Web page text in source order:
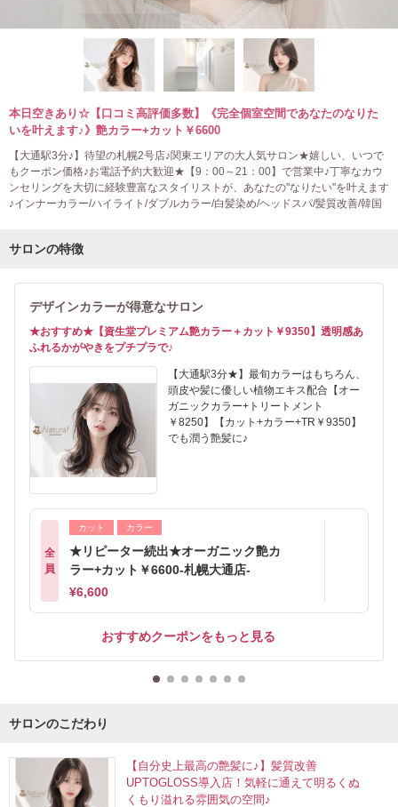
本日空きあり☆【口コミ高評価多数】《完全個室空間であなたのなりた
いを叶えます♪》艶カラー+カット￥6600
【大通駅3分♪】待望の札幌2号店♪関東エリアの大人気サロン★嬉しい、いつで
もクーポン価格♪お電話予約大歓迎★【9：00～21：00】で営業中♪丁寧なカウ
ンセリングを大切に経験豊富なスタイリストが、あなたの"なりたい"を叶えます
♪インナーカラー/ハイライト/ダブルカラー/白髪染め/ヘッドスパ/髪質改善/韓国
サロンの特徴
デザインカラーが得意なサロン
★おすすめ★【資生堂プレミアム艶カラー＋カット￥9350】透明感あ
ふれるかがやきをプチプラで♪
【大通駅3分★】最旬カラーはもちろん、
頭皮や髪に優しい植物エキス配合【オー
ガニックカラー+トリートメント
￥8250】【カット+カラー+TR￥9350】
でも潤う艶髪に♪
全
員
カット カラー
★リピーター続出★オーガニック艶カ
ラー+カット￥6600-札幌大通店-
¥6,600
おすすめクーポンをもっと見る
サロンのこだわり
【自分史上最高の艶髪に♪】髪質改善
UPTOGLOSS導入店！気軽に通えて明るくぬ
くもり溢れる雰囲気の空間♪